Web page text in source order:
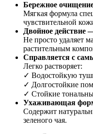
Бережное
Мягкая формула
чувствительной
Двойное действие
Не просто удаляет
растительным
Справляется с
Легко растворяет:
✓ Водостойкую
✓ Долгостойкие
✓ Стойкие
Ухаживающая
Содержит
зеленого чая.